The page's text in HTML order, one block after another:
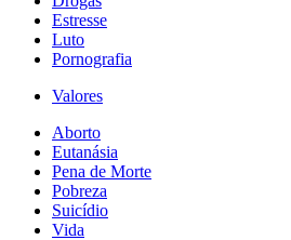
Estresse
Luto
Pornografia
Valores
Aborto
Eutanásia
Pena de Morte
Pobreza
Suicídio
Vida